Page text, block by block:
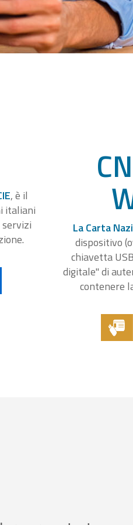
, è il
italiani
servizi
La Carta
dispositivo
chiavetta
digitale" di
contenere